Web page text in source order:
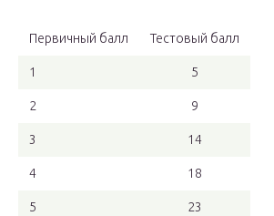
Первичный балл Тестовый балл
1 5
2 9
3 14
4 18
5 23